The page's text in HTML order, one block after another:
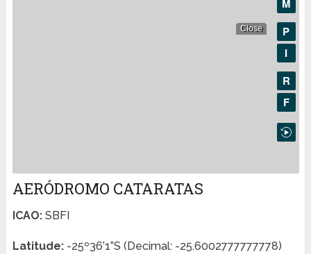
AERÓDROMO CATARATAS
ICAO:SBFI
Latitude:-25º36’1”S (Decimal: -25.6002777777778)